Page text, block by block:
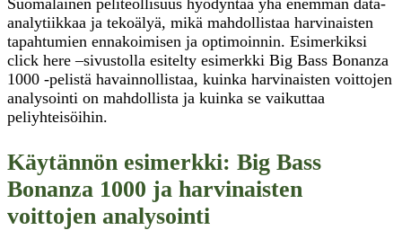
analytiikkaa ja tekoälyä, mikä mahdollistaa harvinaisten
tapahtumien ennakoimisen ja optimoinnin. Esimerkiksi
click here –sivustolla esitelty esimerkki Big Bass Bonanza
1000 -pelistä havainnollistaa, kuinka harvinaisten voittojen
analysointi on mahdollista ja kuinka se vaikuttaa
peliyhteisöihin.
Käytännön esimerkki: Big Bass
Bonanza 1000 ja harvinaisten
voittojen analysointi